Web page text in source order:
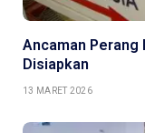
Ancaman Perang
Disiapkan
13 MARET 2026